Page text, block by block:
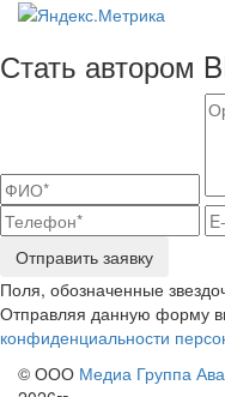
Стать автором
Отправить заявку
Поля, обозначенные
Отправляя данную форму
конфиденциальности
© ООО Медиа Группа